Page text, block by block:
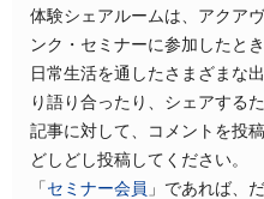
体験シェアルームは、アクア
ンク・セミナーに参加したと
日常生活を通したさまざまな
り語り合ったり、シェアする
記事に対して、コメントを投
どしどし投稿してください。
「セミナー会員 」であれば、